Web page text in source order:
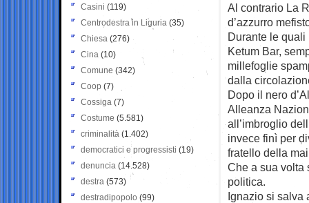
Al contrario La
d’azzurro
Durante le
Ketum Bar,
millefoglie
dalla
Dopo il nero
Alleanza
all’imbroglio
invece finì per
fratello della
Che a sua volta
politica.
Ignazio si salva
Casini (119)
Centrodestra in Liguria (35)
Chiesa (276)
Cina (10)
Comune (342)
Coop (7)
Cossiga (7)
Costume (5.581)
criminalità (1.402)
democratici e progressisti (19)
denuncia (14.528)
destra (573)
destradipopolo (99)